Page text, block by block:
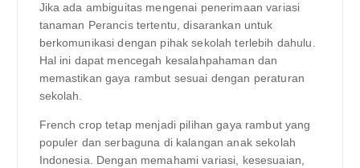
Jika ada ambiguitas mengenai penerimaan variasi
tanaman Perancis tertentu, disarankan untuk
berkomunikasi dengan pihak sekolah terlebih dahulu.
Hal ini dapat mencegah kesalahpahaman dan
memastikan gaya rambut sesuai dengan peraturan
sekolah.
French crop tetap menjadi pilihan gaya rambut yang
populer dan serbaguna di kalangan anak sekolah
Indonesia. Dengan memahami variasi, kesesuaian,